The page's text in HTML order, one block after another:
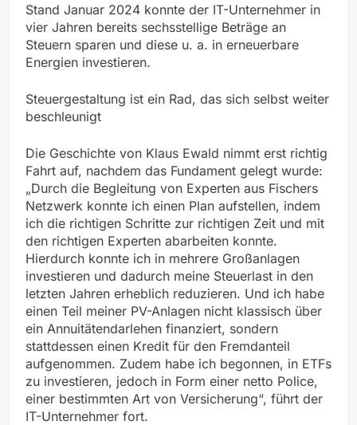
Stand Januar 2024 konnte der IT-Unternehmer in
vier Jahren bereits sechsstellige Beträge an
Steuern sparen und diese u. a. in erneuerbare
Energien investieren.
Steuergestaltung ist ein Rad, das sich selbst weiter
beschleunigt
Die Geschichte von Klaus Ewald nimmt erst richtig
Fahrt auf, nachdem das Fundament gelegt wurde:
„Durch die Begleitung von Experten aus Fischers
Netzwerk konnte ich einen Plan aufstellen, indem
ich die richtigen Schritte zur richtigen Zeit und mit
den richtigen Experten abarbeiten konnte.
Hierdurch konnte ich in mehrere Großanlagen
investieren und dadurch meine Steuerlast in den
letzten Jahren erheblich reduzieren. Und ich habe
einen Teil meiner PV-Anlagen nicht klassisch über
ein Annuitätendarlehen finanziert, sondern
stattdessen einen Kredit für den Fremdanteil
aufgenommen. Zudem habe ich begonnen, in ETFs
zu investieren, jedoch in Form einer netto Police,
einer bestimmten Art von Versicherung“, führt der
IT-Unternehmer fort.